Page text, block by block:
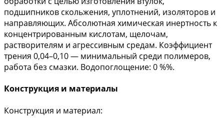
подшипников скольжения, уплотнений, изоляторов и
направляющих. Абсолютная химическая инертность к
концентрированным кислотам, щелочам,
растворителям и агрессивным средам. Коэффициент
трения 0,04–0,10 — минимальный среди полимеров,
работа без смазки. Водопоглощение: 0 %%.
Конструкция и материалы
Конструкция и материал: